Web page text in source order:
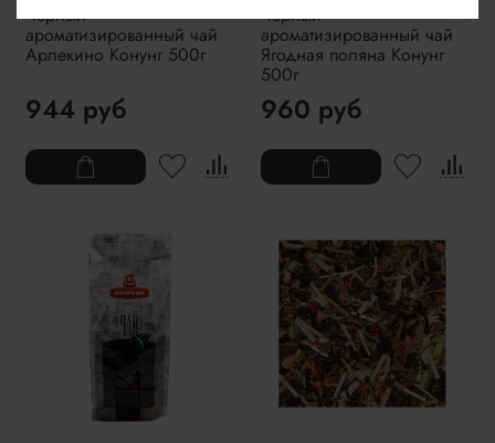
Черный
ароматизированный чай
Арлекино Конунг 500г
944 руб
Черный
ароматизированный чай
Ягодная поляна Конунг
500г
960 руб